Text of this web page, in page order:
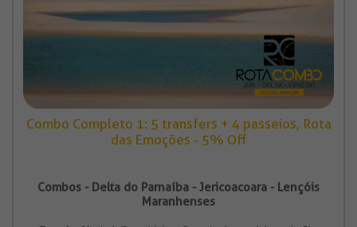
Combo Completo 1: 5 transfers + 4 passeios, Rota
das Emoções - 5% Off
Combos - Delta do Parnaíba - Jericoacoara - Lençóis
Maranhenses